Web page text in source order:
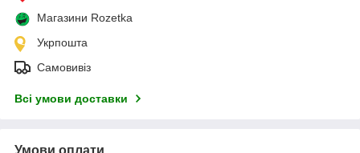
Магазини Rozetka
Укрпошта
Самовивіз
Всі умови доставки
Умови оплати